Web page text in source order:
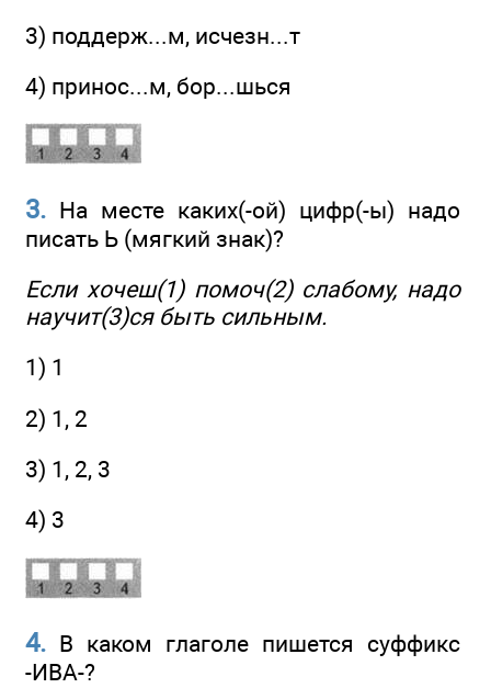
3) поддерж...м, исчезн...т
4) принос...м, бор...шься
3. На месте каких(-ой) цифр(-ы) надо
писать Ь (мягкий знак)?
Если хочеш(1) помоч(2) слабому, надо
научит(3)ся быть сильным.
1) 1
2) 1, 2
3) 1, 2, 3
4) 3
4. В каком глаголе пишется суффикс
-ИВА-?